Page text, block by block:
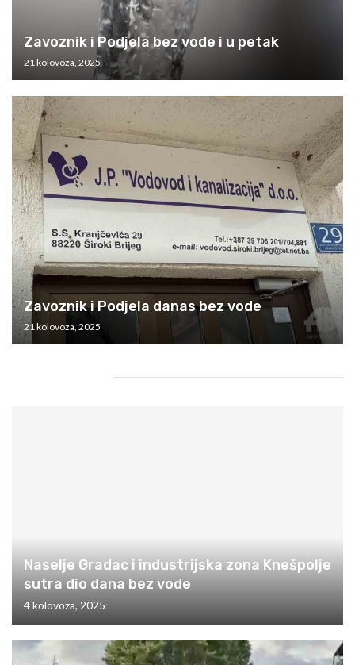
Zavoznik i Podjela bez vode i u petak
21 kolovoza, 2025
Zavoznik i Podjela danas bez vode
21 kolovoza, 2025
Naselje Gradac i industrijska zona Knešpolje
sutra dio dana bez vode
4 kolovoza, 2025